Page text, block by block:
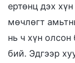
ертөнц дэх
мөчлөгт
нь ч хүн олсон
бий. Эдгээр